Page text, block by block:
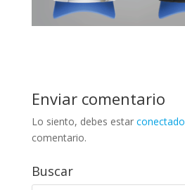
Enviar comentario
Lo siento, debes estar conectado
comentario.
Buscar